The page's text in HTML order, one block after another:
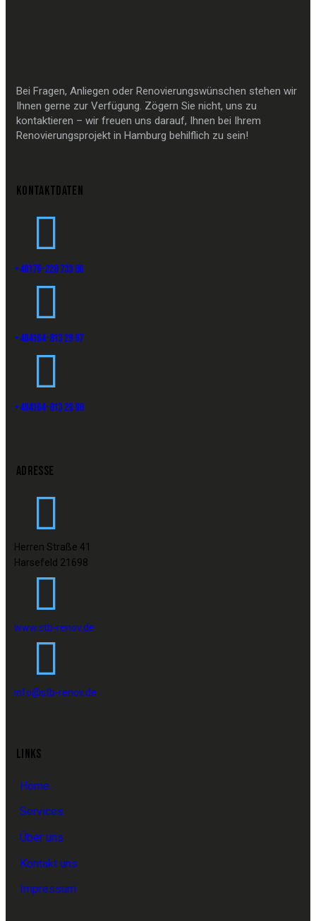
Bei Fragen, Anliegen oder Renovierungswünschen stehen wir
Ihnen gerne zur Verfügung. Zögern Sie nicht, uns zu
kontaktieren – wir freuen uns darauf, Ihnen bei Ihrem
Renovierungsprojekt in Hamburg behilflich zu sein!
KONTAKTDATEN
+49176-228 733 86
+494164-813 29 97
+494164-813 29 98
ADRESSE
Herren Straße 41
Harsefeld 21698
www.stb-renov.de
info@stb-renov.de
LINKS
Home
Services
Über uns
Kontakt uns
Impressum